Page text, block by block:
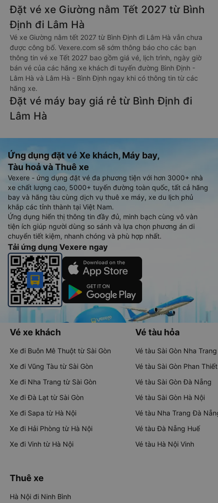
Đặt vé xe Giường nằm Tết 2027 từ Bình
Định đi Lâm Hà
Vé xe Giường nằm tết 2027 từ Bình Định đi Lâm Hà vẫn chưa
được công bố. Vexere.com sẽ sớm thông báo cho các bạn
thông tin vé xe Tết 2027 bao gồm giá vé, lịch trình, ngày giờ
bán vé của các hãng xe khách đi tuyến đường Bình Định -
Lâm Hà và Lâm Hà - Bình Định ngay khi có thông tin từ các
hãng xe.
Đặt vé máy bay giá rẻ từ Bình Định đi
Lâm Hà
Ứng dụng đặt vé Xe khách, Máy bay,
Tàu hoả và Thuê xe
Vexere - ứng dụng đặt vé đa phương tiện với hơn 3000+ nhà
xe chất lượng cao, 5000+ tuyến đường toàn quốc, tất cả hãng
bay và hãng tàu cùng dịch vụ thuê xe máy, xe du lịch phủ
khắp các tỉnh thành tại Việt Nam.
Ứng dụng hiển thị thông tin đầy đủ, minh bạch cùng vô vàn
tiện ích giúp người dùng so sánh và lựa chọn phương án di
chuyển tiết kiệm, nhanh chóng và phù hợp nhất.
Tải ứng dụng Vexere ngay
Vé xe khách
Xe đi Buôn Mê Thuột từ Sài Gòn
Xe đi Vũng Tàu từ Sài Gòn
Xe đi Nha Trang từ Sài Gòn
Xe đi Đà Lạt từ Sài Gòn
Xe đi Sapa từ Hà Nội
Xe đi Hải Phòng từ Hà Nội
Xe đi Vinh từ Hà Nội
Vé tàu hỏa
Vé tàu Sài Gòn Nha Trang
Vé tàu Sài Gòn Phan Thiết
Vé tàu Sài Gòn Đà Nẵng
Vé tàu Sài Gòn Hà Nội
Vé tàu Nha Trang Đà
Vé tàu Đà Nẵng Huế
Vé tàu Hà Nội Vinh
Thuê xe
Hà Nội đi Ninh Bình